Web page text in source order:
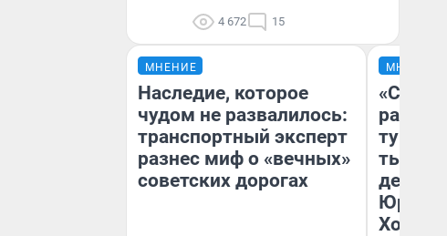
4 672 15
МНЕНИЕ
Наследие, которое
чудом не развалилось:
транспортный эксперт
разнес миф о «вечных»
советских дорогах
МНЕНИЕ
тысяч,
день